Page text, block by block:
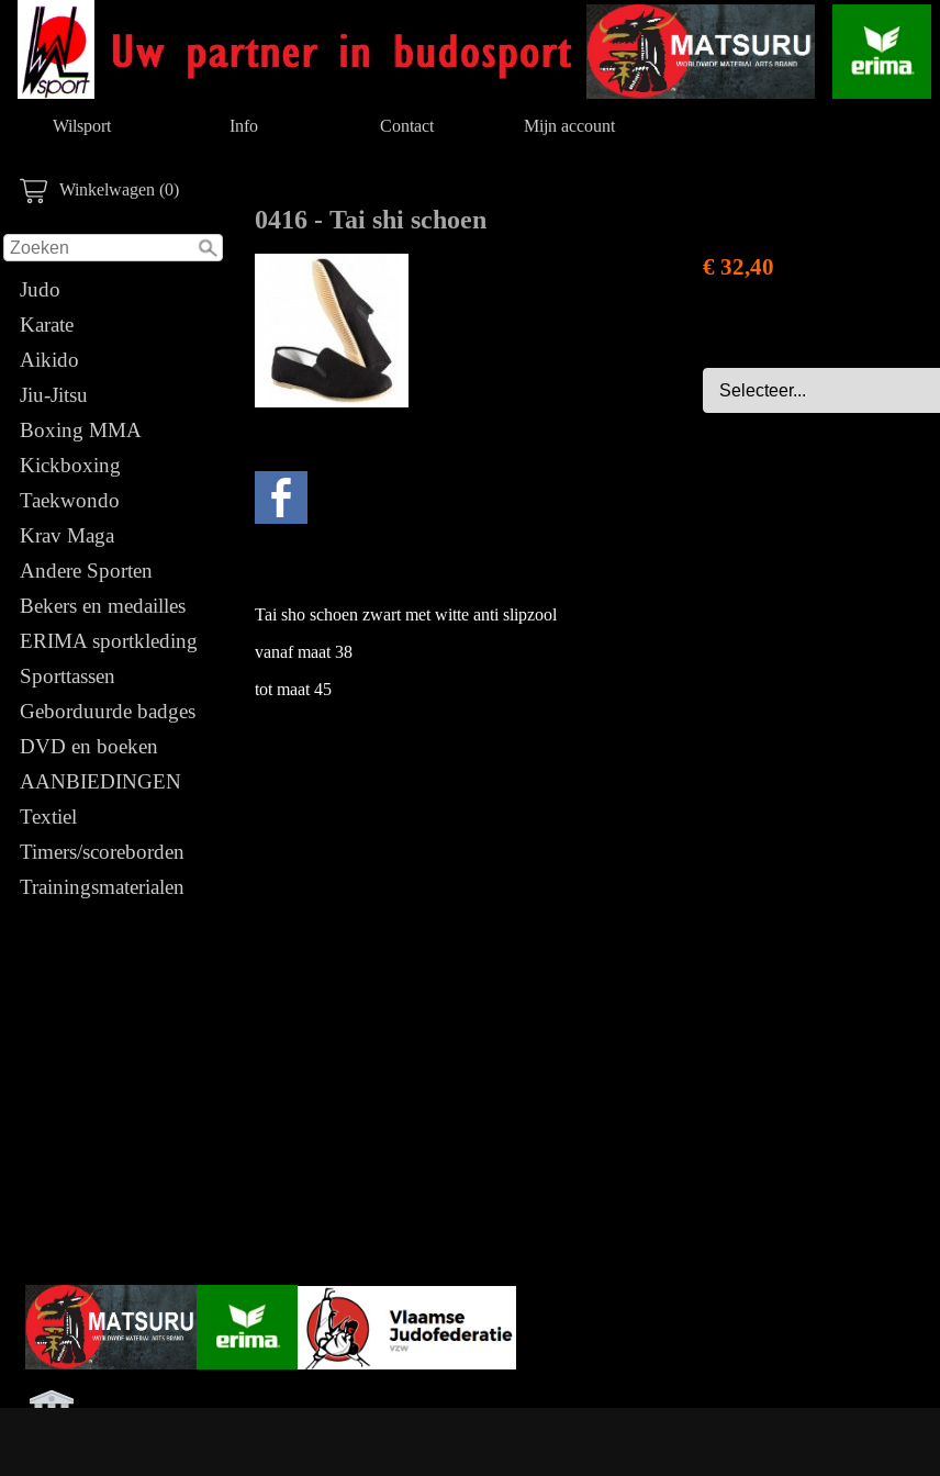
Wilsport Info Contact Mijn account
Winkelwagen (0)
Judo
Karate
Aikido
Jiu-Jitsu
Boxing MMA
Kickboxing
Taekwondo
Krav Maga
Andere Sporten
Bekers en medailles
ERIMA sportkleding
Sporttassen
Geborduurde badges
DVD en boeken
AANBIEDINGEN
Textiel
Timers/scoreborden
Trainingsmaterialen
0416 - Tai shi schoen
€ 32,40
Tai sho schoen zwart met witte anti slipzool
vanaf maat 38
tot maat 45